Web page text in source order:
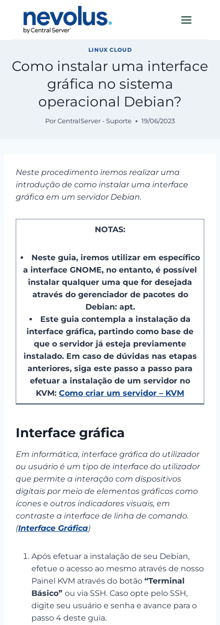
LINUX CLOUD
Como instalar uma interface
gráfica no sistema
operacional Debian?
Por CentralServer - Suporte 19/06/2023
Neste procedimento iremos realizar uma
introdução de como instalar uma interface
gráfica em um servidor Debian.
NOTAS:
Neste guia, iremos utilizar em específico
a interface GNOME, no entanto, é possível
instalar qualquer uma que for desejada
através do gerenciador de pacotes do
Debian: apt.
Este guia contempla a instalação da
interface gráfica, partindo como base de
que o servidor já esteja previamente
instalado. Em caso de dúvidas nas etapas
anteriores, siga este passo a passo para
efetuar a instalação de um servidor no
KVM: Como criar um servidor – KVM
Interface gráfica
Em informática, interface gráfica do utilizador
ou usuário é um tipo de interface do utilizador
que permite a interação com dispositivos
digitais por meio de elementos gráficos como
ícones e outros indicadores visuais, em
contraste a interface de linha de comando.
(Interface Gráfica)
Após efetuar a instalação de seu Debian,
efetue o acesso ao mesmo através de nosso
Painel KVM através do botão “Terminal
Básico” ou via SSH. Caso opte pelo SSH,
digite seu usuário e senha e avance para o
passo 4 deste guia.